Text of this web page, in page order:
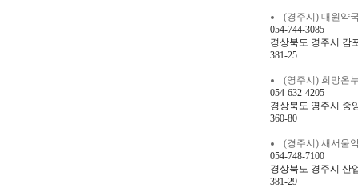
(경주시) 대원약
054-744-3085
경상북도 경주시 감
381-25
(영주시) 희망온
054-632-4205
경상북도 영주시 중
360-80
(경주시) 새서울
054-748-7100
경상북도 경주시 산
381-29